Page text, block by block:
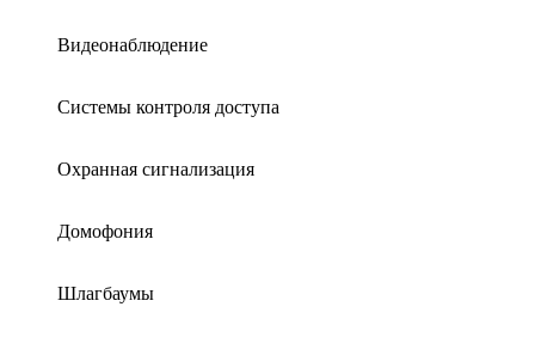
Видеонаблюдение
Системы контроля доступа
Охранная сигнализация
Домофония
Шлагбаумы